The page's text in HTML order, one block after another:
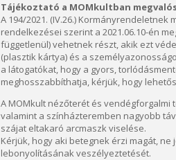
Tájékoztató a MOMkultban
A 194/2021. (IV.26.)
rendelkezései szerint a 2021.06.10-én
függetlenül) vehetnek részt, akik ezt
(plasztik kártya) és a
a látogatókat, hogy a gyors,
meghosszabbíthatja, kérjük, hogy
A MOMkult nézőterét és
valamint a színházteremben nagyobb
szájat eltakaró arcmaszk viselése.
Kérjük, hogy aki betegnek érzi magát,
lebonyolításának veszélyeztetését.